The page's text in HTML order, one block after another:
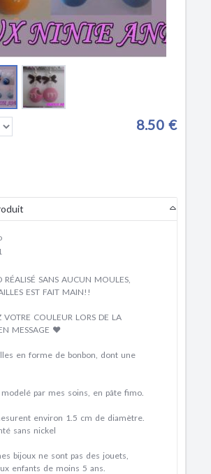
8.50 €
SANS AUCUN MOULES,
EST FAIT MAIN!!
VOTRE COULEUR LORS DE LA
MESSAGE ♥
en forme de bonbon, dont une
par mes soins, en pâte fimo.
environ 1.5 cm de diamètre.
sans nickel
bijoux ne sont pas des jouets,
enfants de moins 5 ans.